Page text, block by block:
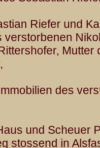
Riefer und
verstorbenen
des
und Scheuer
stossend in